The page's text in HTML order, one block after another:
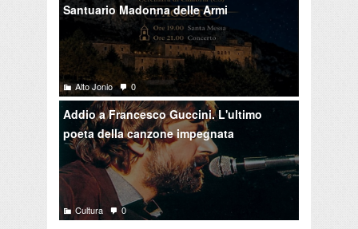
Santuario Madonna delle Armi
Alto Jonio 0
Addio a Francesco Guccini. L'ultimo
poeta della canzone impegnata
Cultura 0